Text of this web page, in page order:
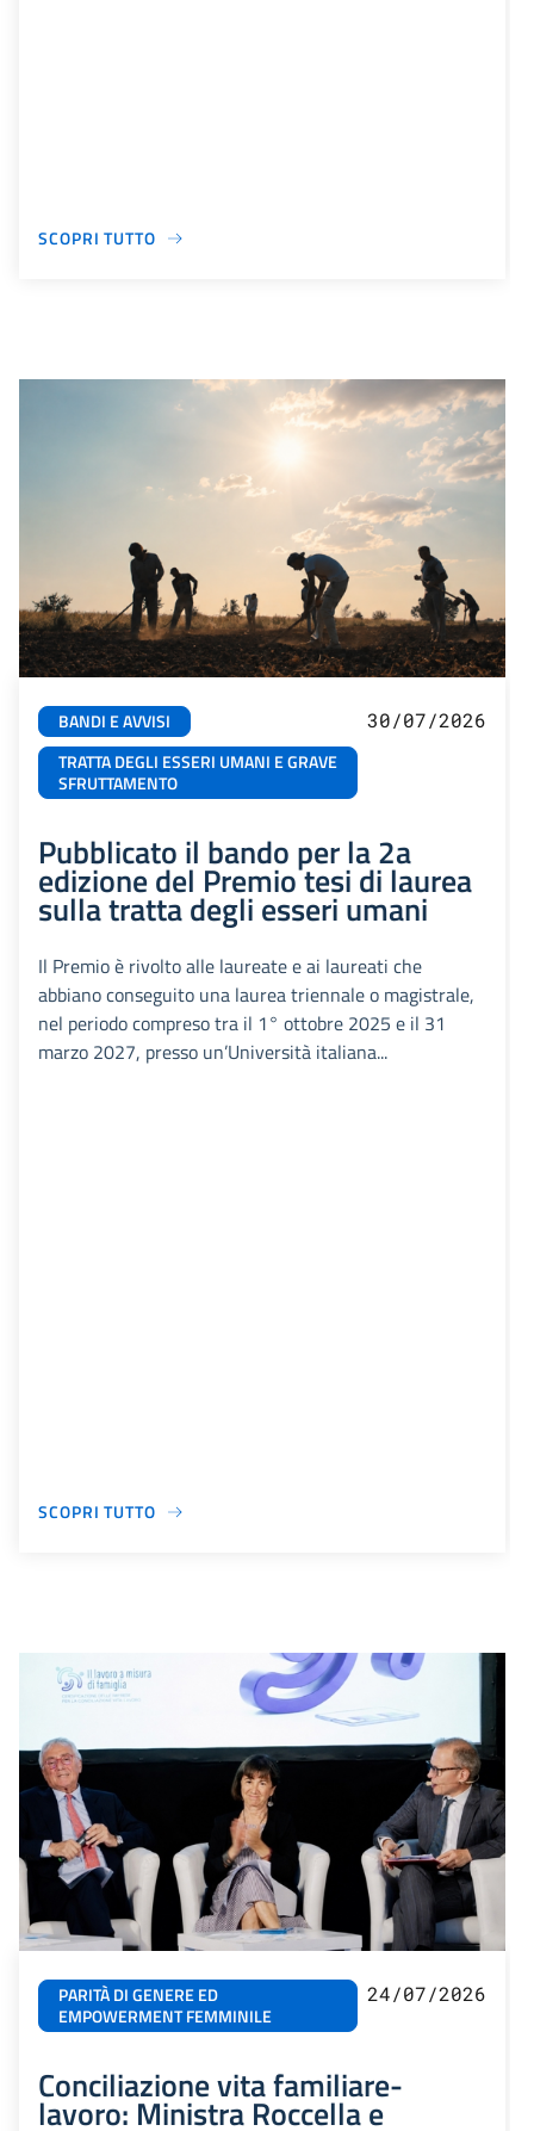
SCOPRI TUTTO
BANDI E AVVISI
TRATTA DEGLI ESSERI UMANI E GRAVE
SFRUTTAMENTO
30/07/2026
Pubblicato il bando per la 2a
edizione del Premio tesi di laurea
sulla tratta degli esseri umani
Il Premio è rivolto alle laureate e ai laureati che
abbiano conseguito una laurea triennale o magistrale,
nel periodo compreso tra il 1° ottobre 2025 e il 31
marzo 2027, presso un’Università italiana...
SCOPRI TUTTO
PARITÀ DI GENERE ED
EMPOWERMENT FEMMINILE
24/07/2026
Conciliazione vita familiare-
lavoro: Ministra Roccella e